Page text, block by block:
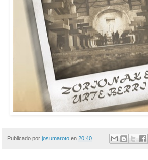
Publicado por josumaroto en 20:40